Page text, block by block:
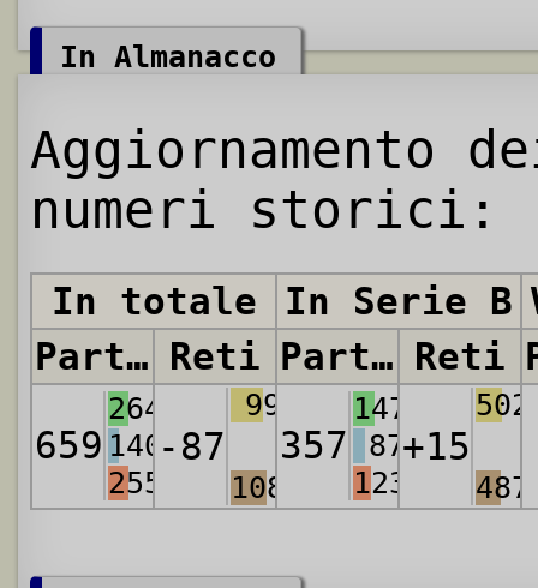
In Almanacco
Aggiornamento
numeri storici:
In totale In Serie B
Partite Reti Partite Reti
659
264
140
255
-87
997
1084
357
147
87
123
+15
502
487